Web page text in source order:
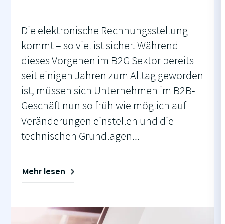
Die elektronische Rechnungsstellung
kommt – so viel ist sicher. Während
dieses Vorgehen im B2G Sektor bereits
seit einigen Jahren zum Alltag geworden
ist, müssen sich Unternehmen im B2B-
Geschäft nun so früh wie möglich auf
Veränderungen einstellen und die
technischen Grundlagen...
Mehr lesen